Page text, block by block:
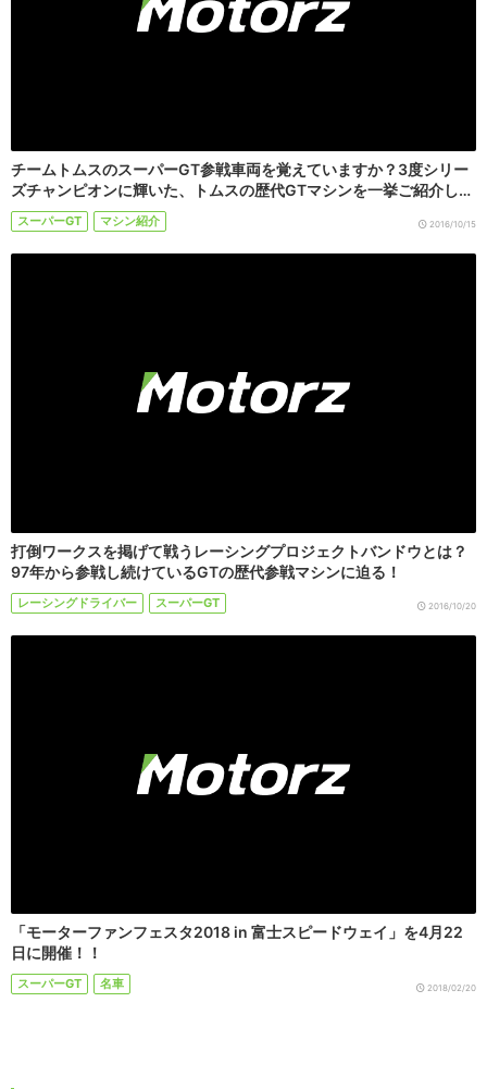
チームトムスのスーパーGT参戦車両を覚えていますか？3度シリー
ズチャンピオンに輝いた、トムスの歴代GTマシンを一挙ご紹介し…
スーパーGT マシン紹介 2016/10/15
打倒ワークスを掲げて戦うレーシングプロジェクトバンドウとは？
97年から参戦し続けているGTの歴代参戦マシンに迫る！
レーシングドライバー スーパーGT 2016/10/20
「モーターファンフェスタ2018 in 富士スピードウェイ」を4月22
日に開催！！
スーパーGT 名車 2018/02/20